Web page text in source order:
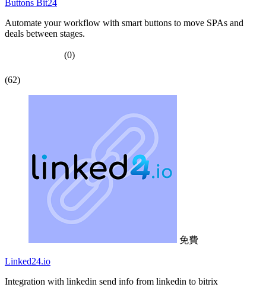
Buttons Bit24
Automate your workflow with smart buttons to move SPAs and
deals between stages.
(0)
(62)
免費
Linked24.io
Integration with linkedin send info from linkedin to bitrix